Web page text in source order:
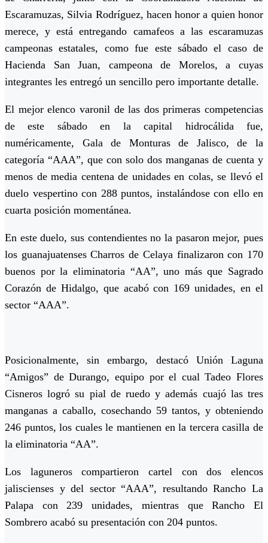
Escaramuzas, Silvia Rodríguez, hacen honor a quien honor
merece, y está entregando camafeos a las escaramuzas
campeonas estatales, como fue este sábado el caso de
Hacienda San Juan, campeona de Morelos, a cuyas
integrantes les entregó un sencillo pero importante detalle.
El mejor elenco varonil de las dos primeras competencias
de este sábado en la capital hidrocálida fue,
numéricamente, Gala de Monturas de Jalisco, de la
categoría “AAA”, que con solo dos manganas de cuenta y
menos de media centena de unidades en colas, se llevó el
duelo vespertino con 288 puntos, instalándose con ello en
cuarta posición momentánea.
En este duelo, sus contendientes no la pasaron mejor, pues
los guanajuatenses Charros de Celaya finalizaron con 170
buenos por la eliminatoria “AA”, uno más que Sagrado
Corazón de Hidalgo, que acabó con 169 unidades, en el
sector “AAA”.
Posicionalmente, sin embargo, destacó Unión Laguna
“Amigos” de Durango, equipo por el cual Tadeo Flores
Cisneros logró su pial de ruedo y además cuajó las tres
manganas a caballo, cosechando 59 tantos, y obteniendo
246 puntos, los cuales le mantienen en la tercera casilla de
la eliminatoria “AA”.
Los laguneros compartieron cartel con dos elencos
jaliscienses y del sector “AAA”, resultando Rancho La
Palapa con 239 unidades, mientras que Rancho El
Sombrero acabó su presentación con 204 puntos.